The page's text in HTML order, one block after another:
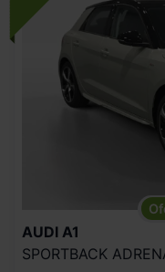
AUDI A1